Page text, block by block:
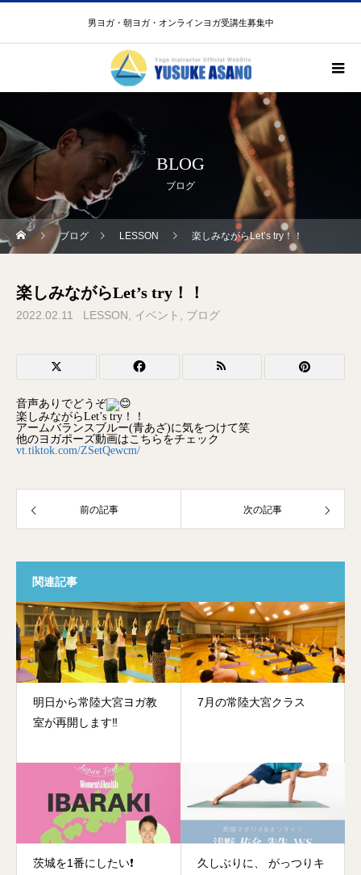
男ヨガ・朝ヨガ・オンラインヨガ受講生募集中
BLOG
ブログ
ブログ LESSON 楽しみながらLet’s try！！
楽しみながらLet’s try！！
2022.02.11 LESSON イベント ブログ
音声ありでどうぞ
楽しみながらLet’s try！！
アームバランスブルー(青あざ)に気をつけて笑
他のヨガポーズ動画はこちらをチェック
vt.tiktok.com/ZSetQewcm/
前の記事 次の記事
関連記事
明日から常陸大宮ヨガ教
室が再開します‼️
7月の常陸大宮クラス
茨城を1番にしたい❗️
久しぶりに、 がっつりキ